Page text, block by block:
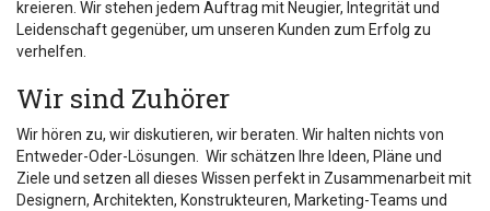
kreieren. Wir stehen jedem Auftrag mit Neugier, Integrität und
Leidenschaft gegenüber, um unseren Kunden zum Erfolg zu
verhelfen.
Wir sind Zuhörer
Wir hören zu, wir diskutieren, wir beraten. Wir halten nichts von
Entweder-Oder-Lösungen. Wir schätzen Ihre Ideen, Pläne und
Ziele und setzen all dieses Wissen perfekt in Zusammenarbeit mit
Designern, Architekten, Konstrukteuren, Marketing-Teams und